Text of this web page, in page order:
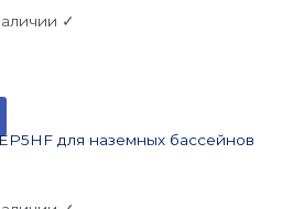
✓
для наземных бассейнов